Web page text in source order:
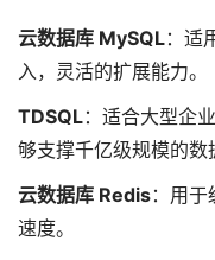
云数据库 MySQL：适
入，灵活的扩展能力。
TDSQL：适合大型企
够支撑千亿级规模的数
云数据库 Redis：用
速度。